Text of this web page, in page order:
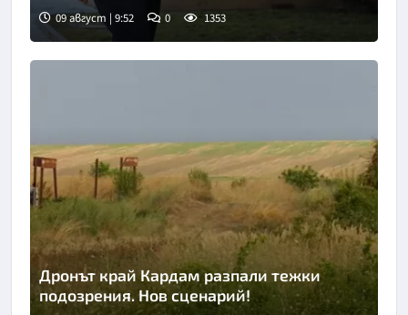
Снимка: БТА
09 август | 9:52 0 1353
Дронът край Кардам разпали тежки
подозрения. Нов сценарий!